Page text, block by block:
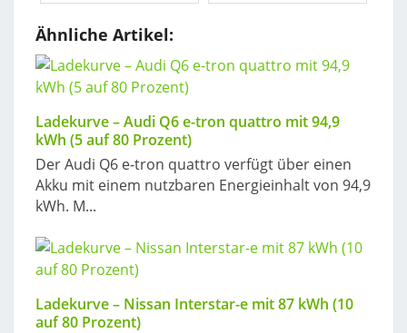
Ähnliche Artikel:
Ladekurve – Audi Q6 e-tron quattro mit 94,9
kWh (5 auf 80 Prozent)
Der Audi Q6 e-tron quattro verfügt über einen
Akku mit einem nutzbaren Energieinhalt von 94,9
kWh. M...
Ladekurve – Nissan Interstar-e mit 87 kWh (10
auf 80 Prozent)